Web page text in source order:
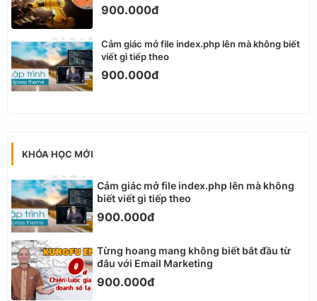
900.000đ
Cảm giác mở file index.php lên mà không biết
viết gì tiếp theo
900.000đ
KHÓA HỌC MỚI
Cảm giác mở file index.php lên mà không
biết viết gì tiếp theo
900.000đ
Từng hoang mang không biết bắt đầu từ
đâu với Email Marketing
900.000đ